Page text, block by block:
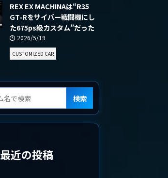
REX EX MACHINAは“R35
GT-Rをサイバー戦闘機にし
た675ps級カスタム”だった
2026/5/19
CUSTOMIZED CAR
検索
最近の投稿